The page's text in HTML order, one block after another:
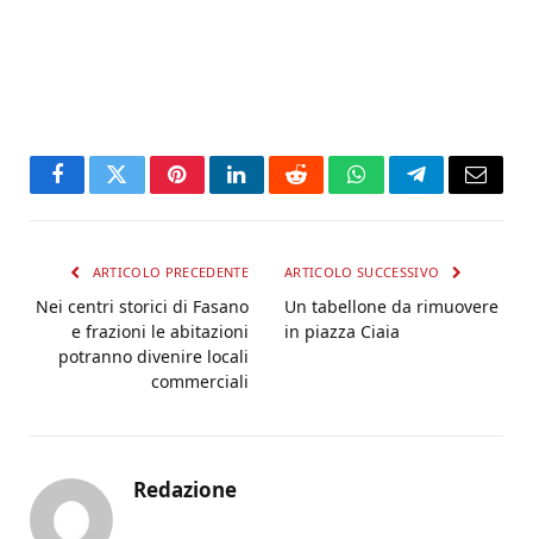
FacebookTwitterPinterestLinkedInRedditWhatsAppTelegramEmail
ARTICOLO PRECEDENTE
Nei centri storici di Fasano
e frazioni le abitazioni
potranno divenire locali
commerciali
ARTICOLO SUCCESSIVO
Un tabellone da rimuovere
in piazza Ciaia
Redazione